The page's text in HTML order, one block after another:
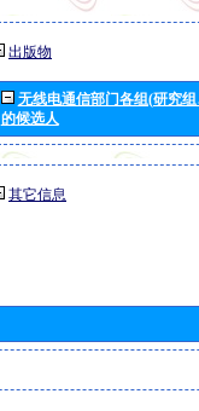
出版物
无线电通信部门各组(研究
的候选人
其它信息